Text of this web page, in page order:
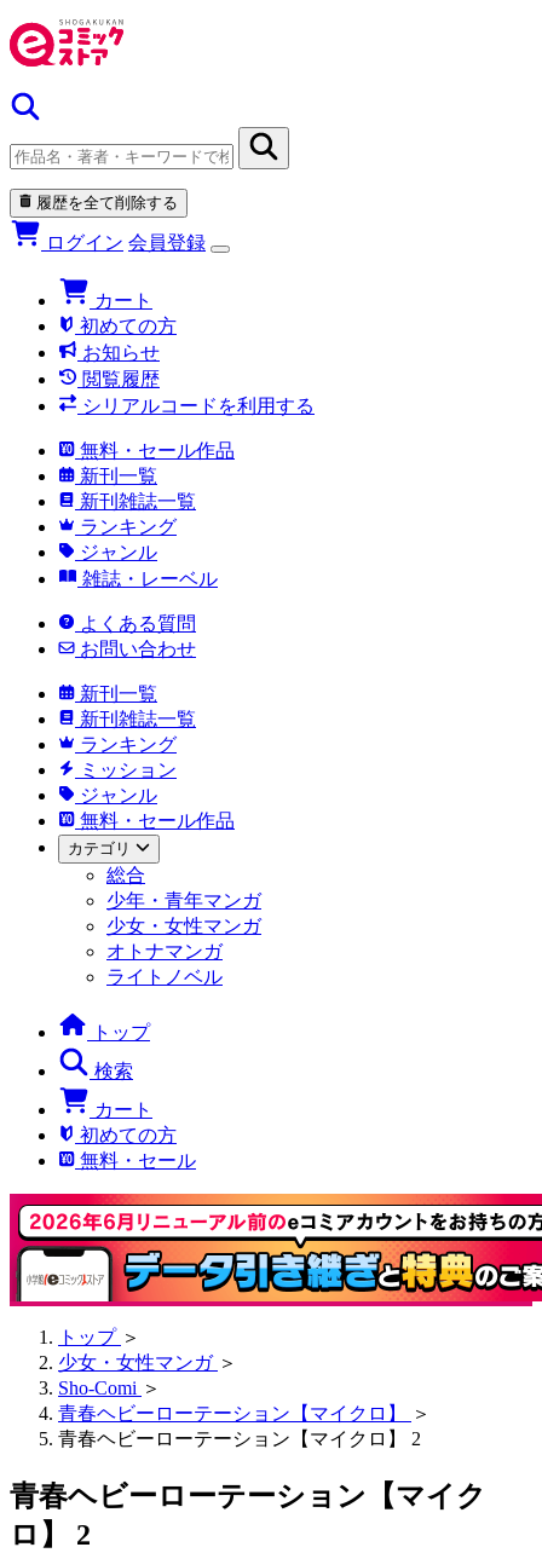
履歴を全て削除する
ログイン 会員登録
カート
初めての方
お知らせ
閲覧履歴
シリアルコードを利用する
無料・セール作品
新刊一覧
新刊雑誌一覧
ランキング
ジャンル
雑誌・レーベル
よくある質問
お問い合わせ
新刊一覧
新刊雑誌一覧
ランキング
ミッション
ジャンル
無料・セール作品
カテゴリ
総合
少年・青年マンガ
少女・女性マンガ
オトナマンガ
ライトノベル
トップ
検索
カート
初めての方
無料・セール
トップ ＞
少女・女性マンガ ＞
Sho-Comi ＞
青春ヘビーローテーション【マイクロ】
＞
青春ヘビーローテーション【マイクロ】 2
青春ヘビーローテーション【マイク
ロ】 2